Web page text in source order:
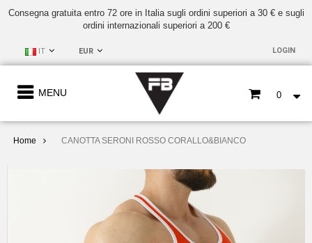
Consegna gratuita entro 72 ore in Italia sugli ordini superiori a 30 € e sugli
ordini internazionali superiori a 200 €
IT EUR LOGIN
MENU 0
Home CANOTTA SERONI ROSSO CORALLO&BIANCO